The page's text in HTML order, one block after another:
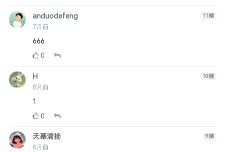
anduodefeng
7月前
11楼
666
0
H
8月前
10楼
1
0
天幕清扬
8月前
9楼